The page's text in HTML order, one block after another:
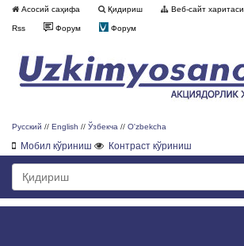
Асосий саҳифа Қидириш Веб-сайт харитаси
Rss Форум Форум
Русский // English // Ўзбекча // O'zbekcha
Мобил кўриниш Контраст кўриниш